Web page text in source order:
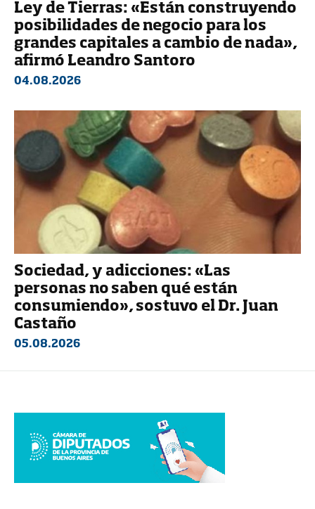
Ley de Tierras: «Están construyendo
posibilidades de negocio para los
grandes capitales a cambio de nada»,
afirmó Leandro Santoro
04.08.2026
Sociedad, y adicciones: «Las
personas no saben qué están
consumiendo», sostuvo el Dr. Juan
Castaño
05.08.2026